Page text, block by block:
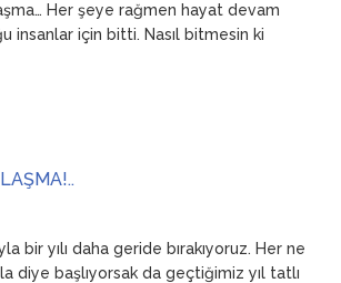
Her şeye rağmen hayat devam
insanlar için bitti. Nasıl bitmesin ki
bir yılı daha geride bırakıyoruz. Her ne
diye başlıyorsak da geçtiğimiz yıl tatlı